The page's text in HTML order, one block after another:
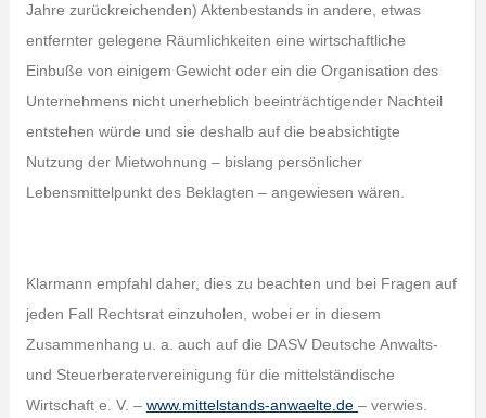
Jahre zurückreichenden) Aktenbestands in andere, etwas
entfernter gelegene Räumlichkeiten eine wirtschaftliche
Einbuße von einigem Gewicht oder ein die Organisation des
Unternehmens nicht unerheblich beeinträchtigender Nachteil
entstehen würde und sie deshalb auf die beabsichtigte
Nutzung der Mietwohnung – bislang persönlicher
Lebensmittelpunkt des Beklagten – angewiesen wären.
Klarmann empfahl daher, dies zu beachten und bei Fragen auf
jeden Fall Rechtsrat einzuholen, wobei er in diesem
Zusammenhang u. a. auch auf die DASV Deutsche Anwalts-
und Steuerberatervereinigung für die mittelständische
Wirtschaft e. V. – www.mittelstands-anwaelte.de – verwies.